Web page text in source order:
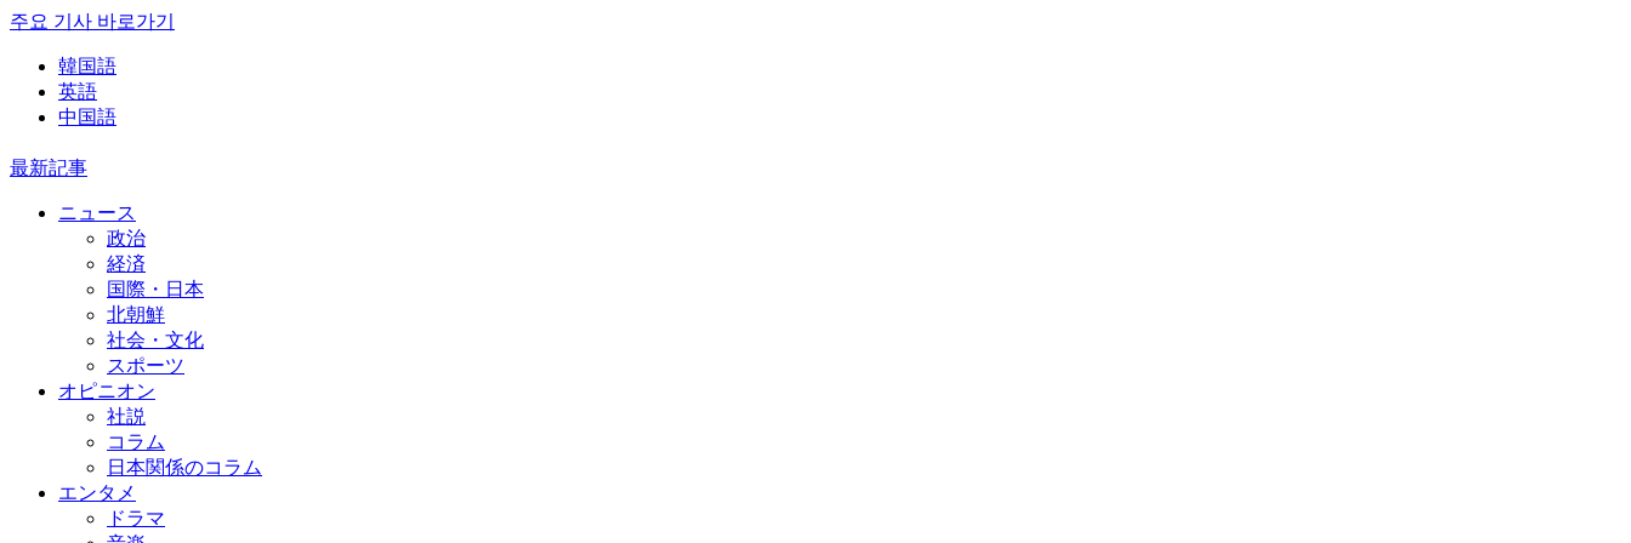
주요 기사 바로가기
韓国語
英語
中国語
最新記事
ニュース
政治
経済
国際・日本
北朝鮮
社会・文化
スポーツ
オピニオン
社説
コラム
日本関係のコラム
エンタメ
ドラマ